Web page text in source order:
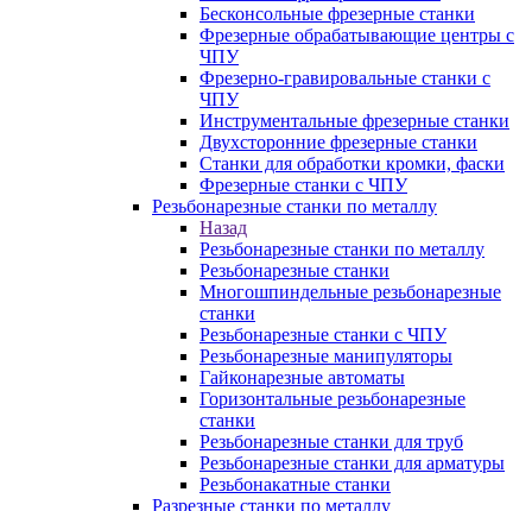
Бесконсольные фрезерные станки
Фрезерные обрабатывающие центры с
ЧПУ
Фрезерно-гравировальные станки с
ЧПУ
Инструментальные фрезерные станки
Двухсторонние фрезерные станки
Станки для обработки кромки, фаски
Фрезерные станки с ЧПУ
Резьбонарезные станки по металлу
Назад
Резьбонарезные станки по металлу
Резьбонарезные станки
Многошпиндельные резьбонарезные
станки
Резьбонарезные станки с ЧПУ
Резьбонарезные манипуляторы
Гайконарезные автоматы
Горизонтальные резьбонарезные
станки
Резьбонарезные станки для труб
Резьбонарезные станки для арматуры
Резьбонакатные станки
Разрезные станки по металлу